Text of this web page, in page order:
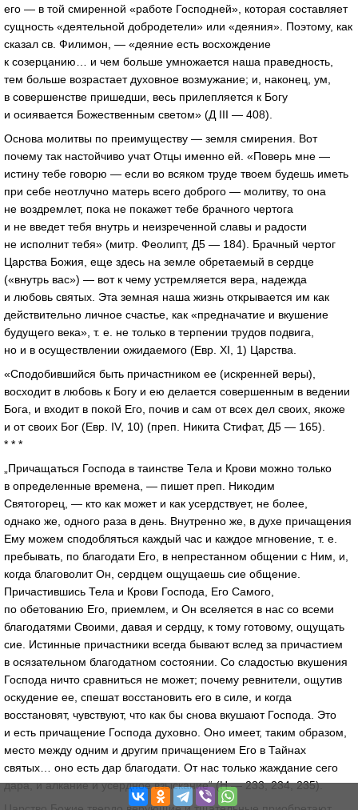
его — в той смиренной «работе Господней», которая составляет
сущность «деятельной добродетели» или «деяния». Поэтому, как
сказал св. Филимон, — «деяние есть восхождение
к созерцанию… и чем больше умножается наша праведность,
тем больше возрастает духовное возмужание; и, наконец, ум,
в совершенстве пришедши, весь прилепляется к Богу
и осиявается Божественным светом» (Д III — 408).
Основа молитвы по преимуществу — земля смирения. Вот
почему так настойчиво учат Отцы именно ей. «Поверь мне —
истину тебе говорю — если во всяком труде твоем будешь иметь
при себе неотлучно матерь всего доброго — молитву, то она
не воздремлет, пока не покажет тебе брачного чертога
и не введет тебя внутрь и неизреченной славы и радости
не исполнит тебя» (митр. Феолипт, Д5 — 184). Брачный чертог
Царства Божия, еще здесь на земле обретаемый в сердце
(«внутрь вас») — вот к чему устремляется вера, надежда
и любовь святых. Эта земная наша жизнь открывается им как
действительно личное счастье, как «предначатие и вкушение
будущего века», т. е. не только в терпении трудов подвига,
но и в осуществлении ожидаемого (Евр. XI, 1) Царства.
«Сподобившийся быть причастником ее (искренней веры),
восходит в любовь к Богу и ею делается совершенным в ведении
Бога, и входит в покой Его, почив и сам от всех дел своих, якоже
и от своих Бог (Евр. IV, 10) (преп. Никита Стифат, Д5 — 165).
* * *
„Причащаться Господа в таинстве Тела и Крови можно только
в определенные времена, — пишет преп. Никодим
Святогорец, — кто как может и как усердствует, не более,
однако же, одного раза в день. Внутренно же, в духе причащения
Ему можем сподобляться каждый час и каждое мгновение, т. е.
пребывать, по благодати Его, в непрестанном общении с Ним, и,
когда благоволит Он, сердцем ощущаешь сие общение.
Причастившись Тела и Крови Господа, Его Самого,
по обетованию Его, приемлем, и Он вселяется в нас со всеми
благодатями Своими, давая и сердцу, к тому готовому, ощущать
сие. Истинные причастники всегда бывают вслед за причастием
в осязательном благодатном состоянии. Со сладостью вкушения
Господа ничто сравниться не может; почему ревнители, ощутив
оскудение ее, спешат восстановить его в силе, и когда
восстановят, чувствуют, что как бы снова вкушают Господа. Это
и есть причащение Господа духовно. Оно имеет, таким образом,
место между одним и другим причащением Его в Тайнах
святых… оно есть дар благодати. От нас только жаждание сего
дара, и алкание и усердное взыскание“ (Н — 233, 234, 235).